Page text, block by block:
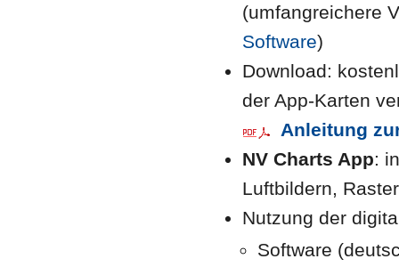
(umfangreichere
Software)
Download:
der App-Karten
Anleitung
NV Charts App:
Luftbildern,
Nutzung der
Software